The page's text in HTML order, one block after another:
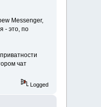
Messenger,
- это, по
чат
Logged